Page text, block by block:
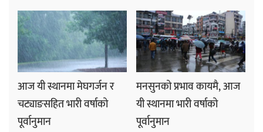
आज यी स्थानमा मेघगर्जन र
चट्याङसहित भारी वर्षाको
पूर्वानुमान
मनसुनको प्रभाव कायमै, आज
यी स्थानमा भारी वर्षाको
पूर्वानुमान